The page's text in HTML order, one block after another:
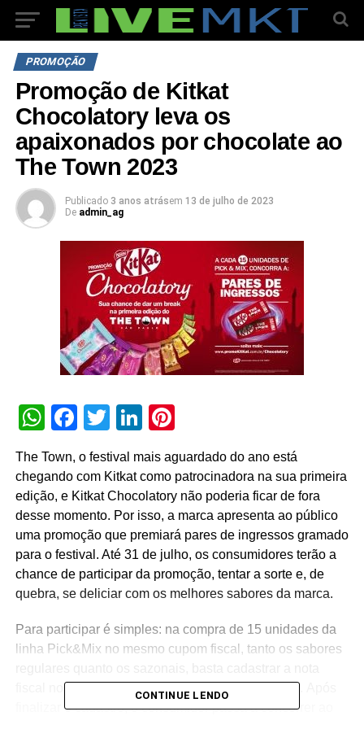
PROMOÇÃO
Promoção de Kitkat
Chocolatory leva os
apaixonados por chocolate ao
The Town 2023
Publicado 3 anos atrásem 13 de julho de 2023
De admin_ag
WhatsApp
Facebook
TwitterLinkedIn
Pinterest
The Town, o festival mais aguardado do ano está
chegando com Kitkat como patrocinadora na sua primeira
edição, e Kitkat Chocolatory não poderia ficar de fora
desse momento. Por isso, a marca apresenta ao público
uma promoção que premiará pares de ingressos gramado
para o festival. Até 31 de julho, os consumidores terão a
chance de participar da promoção, tentar a sorte e, de
quebra, se deliciar com os melhores sabores da marca.
Para participar é simples: na compra de 15 unidades da
linha Pick&Mix no mesmo cupom fiscal, tanto os sabores
fiscal no site
chocolatory. Após
finalizar o cadastro, o consumidor passa a concorrer ao
CONTINUE LENDO